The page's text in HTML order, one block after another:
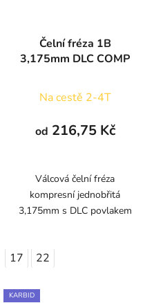
Čelní fréza 1B
3,175mm DLC COMP
Na cestě 2-4T
od 216,75 Kč
Válcová čelní fréza
kompresní jednobřitá
3,175mm s DLC povlakem
17 22
KARBID